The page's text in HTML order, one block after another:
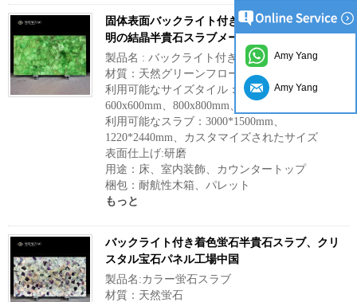
固体表面バックライト付き緑色蛍石スラブ |半透
明の結晶半貴石スラブメーカー中国
製品名 : バックライト付き緑色蛍石スラブ
材質：天然グリーンフローライト
利用可能なサイズタイル：300X300mm、
600x600mm、800x800mm、カスタマイズ
利用可能なスラブ：3000*1500mm、
1220*2440mm、カスタマイズされたサイズ
表面仕上げ:研磨
用途：床、室内装飾、カウンタートップ
梱包：耐航性木箱、パレット
もっと
バックライト付き着色蛍石半貴石スラブ、クリ
スタル宝石パネル工場中国
製品名:カラー蛍石スラブ
材質：天然蛍石
Amy Yang
Amy Yang